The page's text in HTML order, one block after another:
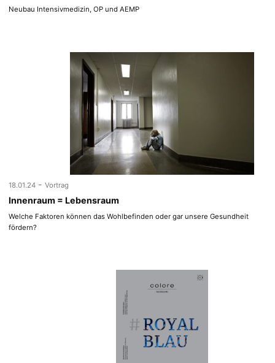
Neubau Intensivmedizin, OP und AEMP
18.01.24 - Vortrag
Innenraum = Lebensraum
Welche Faktoren können das Wohlbefinden oder gar unsere Gesundheit
fördern?